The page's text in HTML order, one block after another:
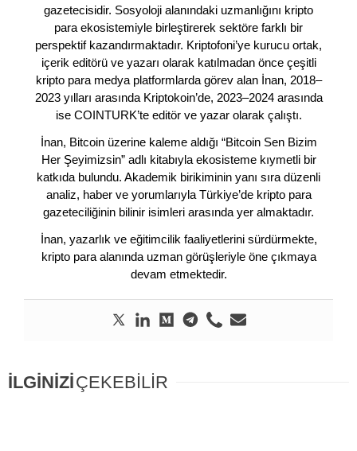
gazetecisidir. Sosyoloji alanındaki uzmanlığını kripto
para ekosistemiyle birleştirerek sektöre farklı bir
perspektif kazandırmaktadır. Kriptofoni’ye kurucu ortak,
içerik editörü ve yazarı olarak katılmadan önce çeşitli
kripto para medya platformlarda görev alan İnan, 2018–
2023 yılları arasında Kriptokoin’de, 2023–2024 arasında
ise COINTURK’te editör ve yazar olarak çalıştı.
İnan, Bitcoin üzerine kaleme aldığı “Bitcoin Sen Bizim
Her Şeyimizsin” adlı kitabıyla ekosisteme kıymetli bir
katkıda bulundu. Akademik birikiminin yanı sıra düzenli
analiz, haber ve yorumlarıyla Türkiye’de kripto para
gazeteciliğinin bilinir isimleri arasında yer almaktadır.
İnan, yazarlık ve eğitimcilik faaliyetlerini sürdürmekte,
kripto para alanında uzman görüşleriyle öne çıkmaya
devam etmektedir.
İLGİNİZİÇEKEBİLİR